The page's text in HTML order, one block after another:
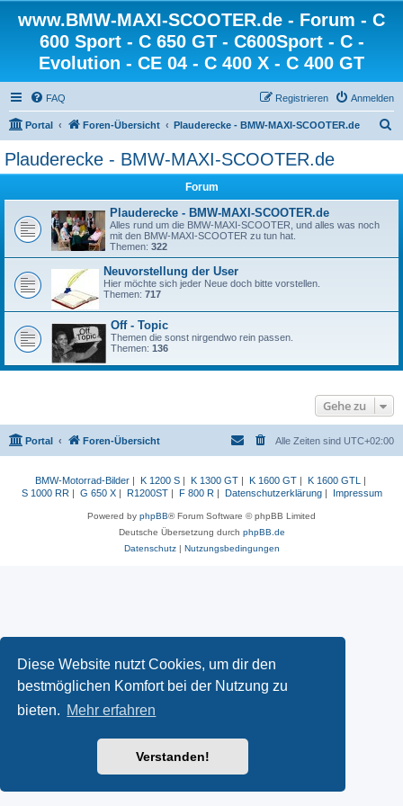
Diese Website nutzt Cookies, um dir den
bestmöglichen Komfort bei der Nutzung zu
bieten. Mehr erfahren
Verstanden!
www.BMW-MAXI-SCOOTER.de - Forum - C
600 Sport - C 650 GT - C600Sport - C -
Evolution - CE 04 - C 400 X - C 400 GT
FAQ Anmelden
Registrieren
Portal Foren-Übersicht Plauderecke - BMW-MAXI-SCOOTER.de
Plauderecke - BMW-MAXI-SCOOTER.de
Forum
Plauderecke - BMW-MAXI-SCOOTER.de
Alles rund um die BMW-MAXI-SCOOTER, und alles was noch
mit den BMW-MAXI-SCOOTER zu tun hat.
Themen: 322
Neuvorstellung der User
Hier möchte sich jeder Neue doch bitte vorstellen.
Themen: 717
Off - Topic
Themen die sonst nirgendwo rein passen.
Themen: 136
Gehe zu
Portal Foren-Übersicht Alle Zeiten sind UTC+02:00
BMW-Motorrad-Bilder| K 1200 S| K 1300 GT| K 1600 GT| K 1600 GTL
|
S 1000 RR | G 650 X| R1200ST| F 800 R | Datenschutzerklärung| Impressum
Powered by phpBB® Forum Software © phpBB Limited
Deutsche Übersetzung durch phpBB.de
Datenschutz| Nutzungsbedingungen